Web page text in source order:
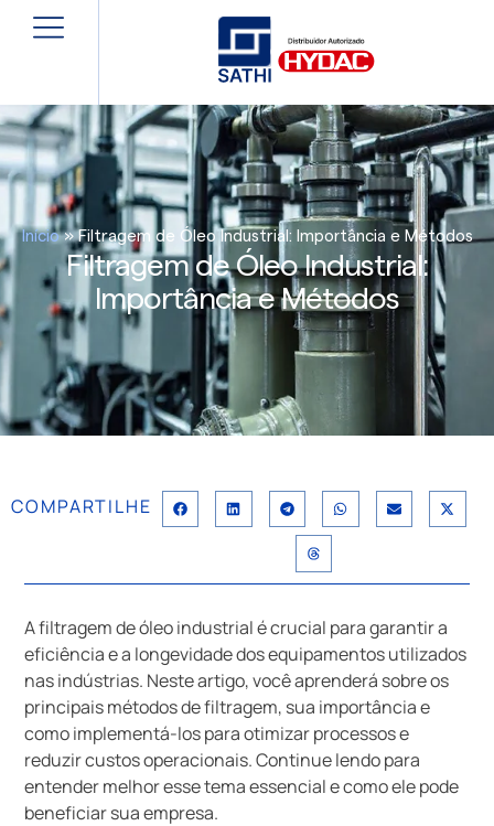
Início»Filtragem de Óleo Industrial: Importância e Métodos
Filtragem de Óleo Industrial:
Importância e Métodos
COMPARTILHE
A filtragem de óleo industrial é crucial para garantir a
eficiência e a longevidade dos equipamentos utilizados
nas indústrias. Neste artigo, você aprenderá sobre os
principais métodos de filtragem, sua importância e
como implementá-los para otimizar processos e
reduzir custos operacionais. Continue lendo para
entender melhor esse tema essencial e como ele pode
beneficiar sua empresa.